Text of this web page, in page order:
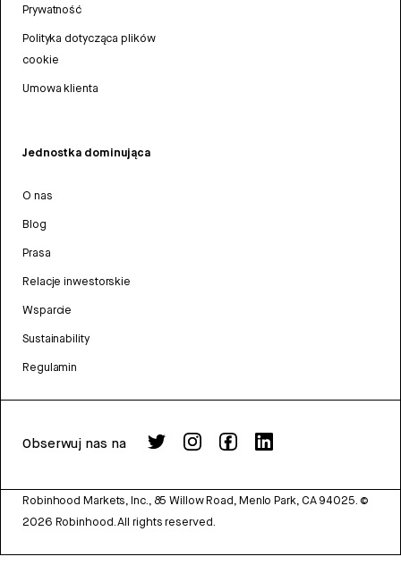
Prywatność
Polityka dotycząca plików
cookie
Umowa klienta
Jednostka dominująca
O nas
Blog
Prasa
Relacje inwestorskie
Wsparcie
Sustainability
Regulamin
Obserwuj nas na
Robinhood Markets, Inc., 85 Willow Road, Menlo Park, CA 94025. ©
2026 Robinhood. All rights reserved.